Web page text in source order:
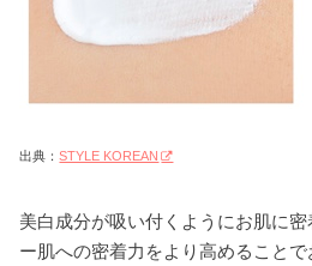
出典：STYLE KOREAN
美白成分が吸い付くようにお肌に
ー肌への密着力をより高めること